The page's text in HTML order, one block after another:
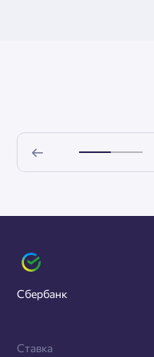
Сбербанк
Ставка